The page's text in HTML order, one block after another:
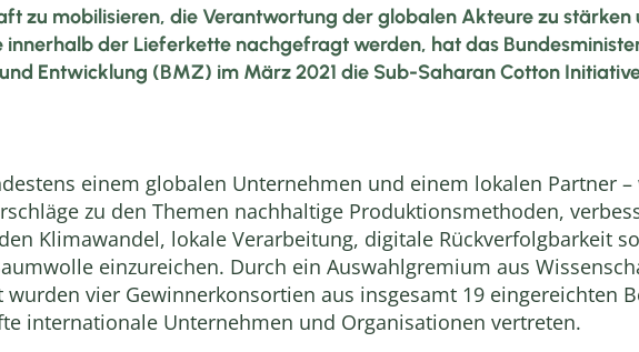
zu mobilisieren, die Verantwortung der globalen Akteure zu stärken
innerhalb der Lieferkette nachgefragt werden, hat das
Entwicklung (BMZ) im März 2021 die Sub-Saharan Cotton
einem globalen Unternehmen und einem lokalen Partner –
zu den Themen nachhaltige Produktionsmethoden,
Klimawandel, lokale Verarbeitung, digitale Rückverfolgbarkeit
einzureichen. Durch ein Auswahlgremium aus
vier Gewinnerkonsortien aus insgesamt 19 eingereichten
internationale Unternehmen und Organisationen vertreten.